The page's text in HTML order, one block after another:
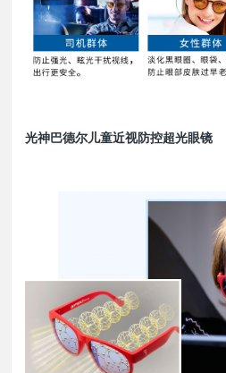
光神巴德尔儿童近视防控超光眼镜